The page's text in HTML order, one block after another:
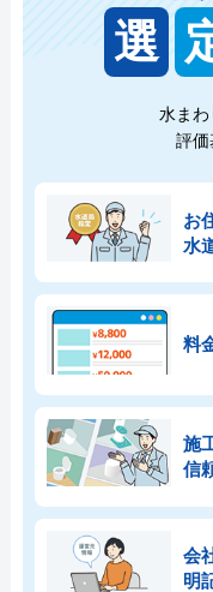
選
水ま
評価
お
水
料
施
信
会
明